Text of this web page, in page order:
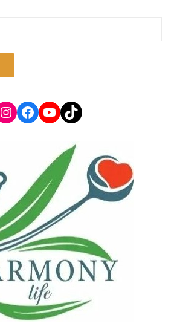
Instagram
Facebook
YouTube
TikTok